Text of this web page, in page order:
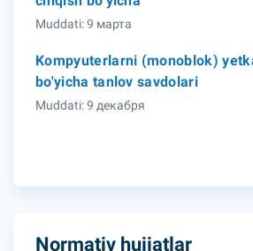
Muddati: 9 марта
Kompyuterlarni (monoblok)
bo'yicha tanlov savdolari
Muddati: 9 декабря
Normativ hujjatlar